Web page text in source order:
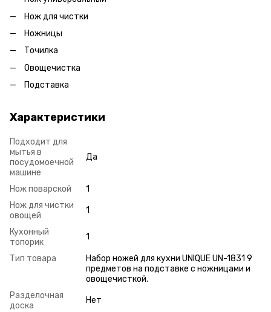
Нож для чистки
Ножницы
Точилка
Овощечистка
Подставка
Характеристики
Подходит для
мытья в
посудомоечной
машине
Да
Нож поварской
1
Нож для чистки
овощей
1
Кухонный
топорик
1
Тип товара
Набор ножей для кухни UNIQUE UN-1831 9
предметов на подставке с ножницами и
овощечисткой.
Разделочная
доска
Нет